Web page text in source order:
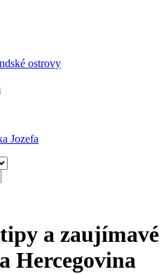
ostrovy
Jozefa
a zaujímavé
Hercegovina